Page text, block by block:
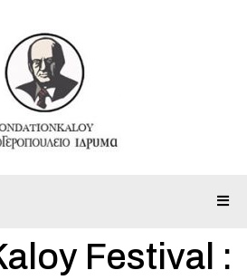
Festival :